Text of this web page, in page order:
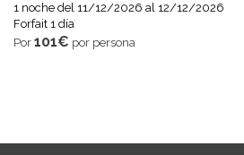
1 noche del 11/12/2026 al 12/12/2026
Forfait 1 día
Por 101€ por persona